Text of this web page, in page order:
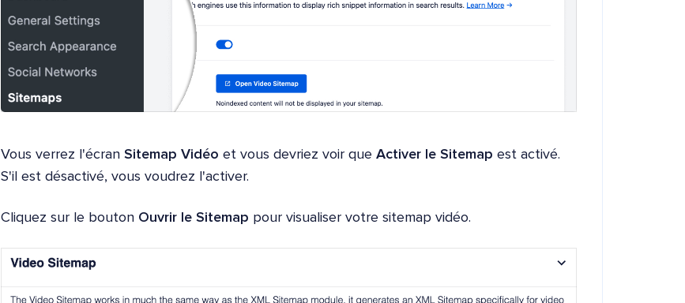
Vous verrez l'écran Sitemap Vidéo et vous devriez voir que Activer le Sitemap est activé.
S'il est désactivé, vous voudrez l'activer.
Cliquez sur le bouton Ouvrir le Sitemap pour visualiser votre sitemap vidéo.